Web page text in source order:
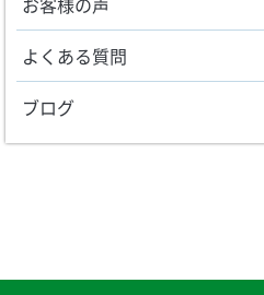
よくある質問
ブログ